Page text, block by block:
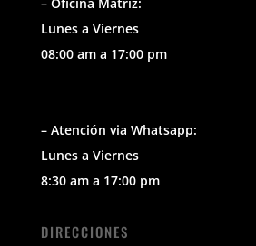
Lunes a Viernes
08:00 am a 17:00 pm
– Atención via Whatsapp:
Lunes a Viernes
8:30 am a 17:00 pm
DIRECCIONES